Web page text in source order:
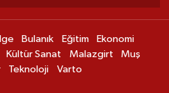
Bulanık Eğitim
Ekonomi
Kültür Sanat Malazgirt
Muş
Teknoloji Varto